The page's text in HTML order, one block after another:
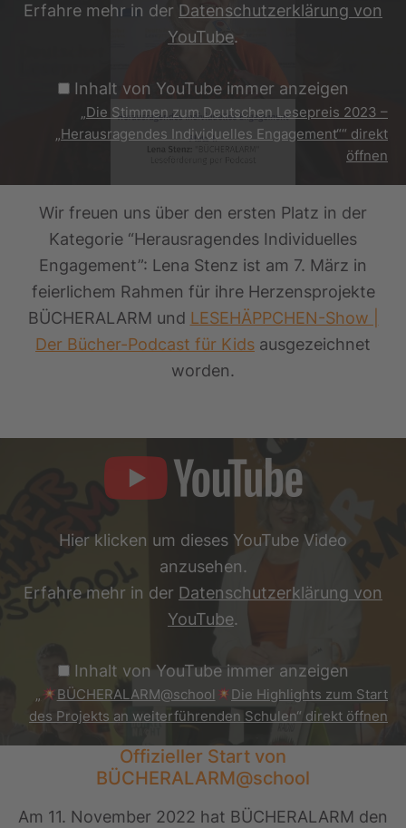
Wir freuen uns über den ersten Platz in der
Kategorie “Herausragendes Individuelles
Engagement”: Lena Stenz ist am 7. März in
feierlichem Rahmen für ihre Herzensprojekte
BÜCHERALARM und LESEHÄPPCHEN-Show |
Der Bücher-Podcast für Kids ausgezeichnet
worden.
Engagement““
Erfahre mehr in der Datenschutzerklärung von
YouTube.
Inhalt von YouTube immer anzeigen
„Die Stimmen zum Deutschen Lesepreis 2023 –
„Herausragendes Individuelles Engagement““ direkt
öffnen
Offizieller Start von
BÜCHERALARM@school
Am 11. November 2022 hat BÜCHERALARM den
BÜCHERALARM@school
Projekts
YouTube
anzeigen
Hier klicken um dieses YouTube Video
anzusehen.
Erfahre mehr in der Datenschutzerklärung von
YouTube.
Inhalt von YouTube immer anzeigen
„ BÜCHERALARM@school
Die Highlights zum Start
des Projekts an weiterführenden Schulen“ direkt öffnen